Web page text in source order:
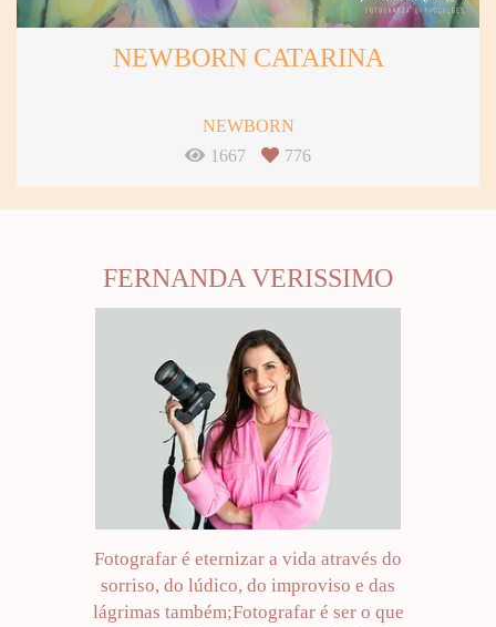
NEWBORN CATARINA
NEWBORN
1667
776
FERNANDA VERISSIMO
Fotografar é eternizar a vida através do
sorriso, do lúdico, do improviso e das
lágrimas também;Fotografar é ser o que